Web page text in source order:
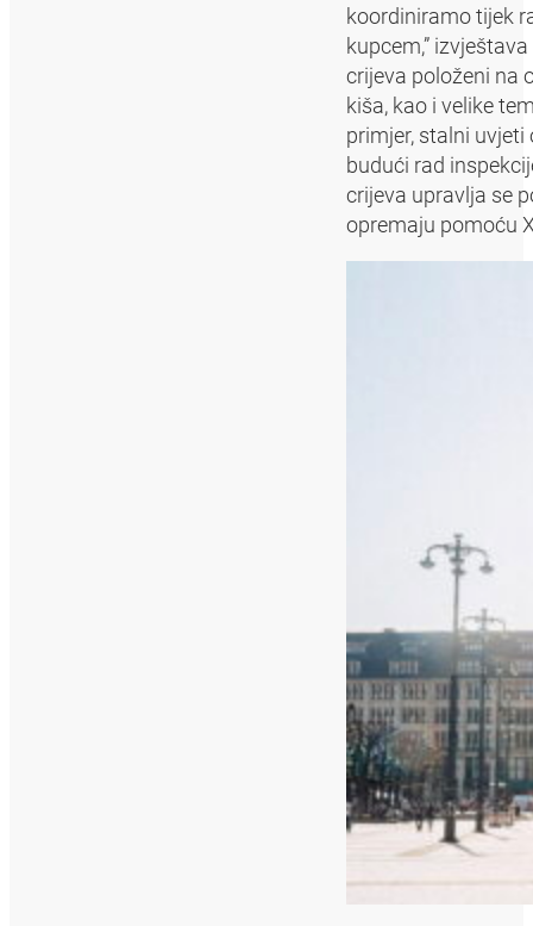
koordiniramo tijek
kupcem,”
crijeva položeni na
kiša, kao i velike
primjer, stalni
budući rad
crijeva upravlja se
opremaju pomoću